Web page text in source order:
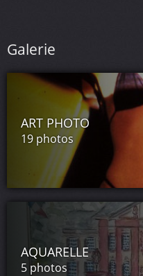
Galerie
ART PHOTO
19 photos
AQUARELLE
5 photos